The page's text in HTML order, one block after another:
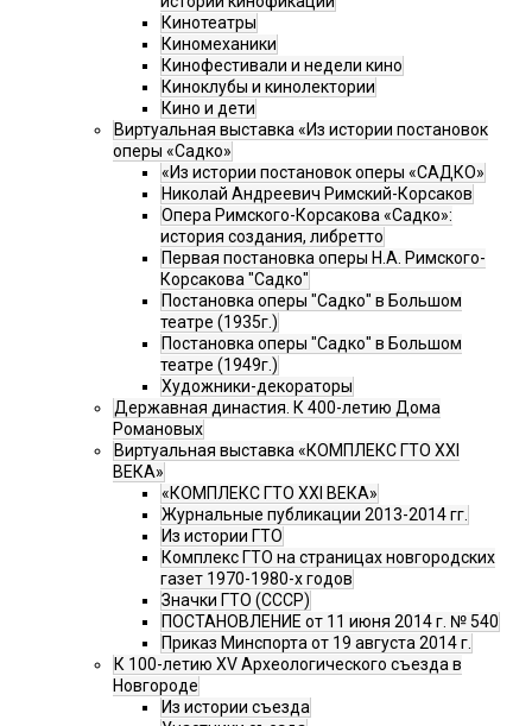
Кинотеатры
Киномеханики
Кинофестивали и недели кино
Киноклубы и кинолектории
Кино и дети
Виртуальная выставка «Из истории постановок
оперы «Садко»
«Из истории постановок оперы «САДКО»
Николай Андреевич Римский-Корсаков
Опера Римского-Корсакова «Садко»:
история создания, либретто
Первая постановка оперы Н.А. Римского-
Корсакова "Садко"
Постановка оперы "Садко" в Большом
театре (1935г.)
Постановка оперы "Садко" в Большом
театре (1949г.)
Художники-декораторы
Державная династия. К 400-летию Дома
Романовых
Виртуальная выставка «КОМПЛЕКС ГТО XXI
ВЕКА»
«КОМПЛЕКС ГТО XXI ВЕКА»
Журнальные публикации 2013-2014 гг.
Из истории ГТО
Комплекс ГТО на страницах новгородских
газет 1970-1980-х годов
Значки ГТО (СССР)
ПОСТАНОВЛЕНИЕ от 11 июня 2014 г. № 540
Приказ Минспорта от 19 августа 2014 г.
К 100-летию XV Археологического съезда в
Новгороде
Из истории съезда